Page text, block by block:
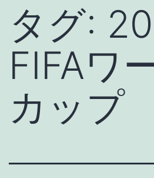
タグ:
FIFAワ
カップ